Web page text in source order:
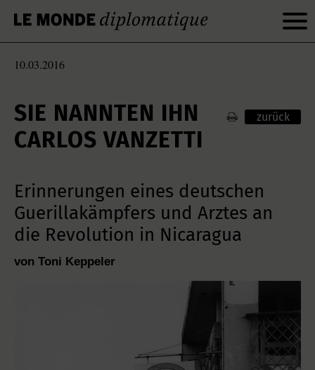
10.03.2016
SIE NANNTEN IHN
CARLOS VANZETTI
zurück
Erinnerungen eines deutschen
Guerillakämpfers und Arztes an
die Revolution in Nicaragua
von Toni Keppeler